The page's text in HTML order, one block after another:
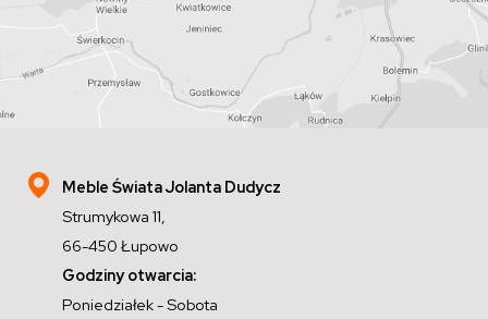
Meble Świata Jolanta Dudycz
Strumykowa 11,
66-450 Łupowo
Godziny otwarcia:
Poniedziałek - Sobota